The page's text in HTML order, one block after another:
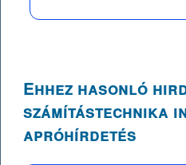
Ehhez hasonló
számítástechnika
apróhírdetés